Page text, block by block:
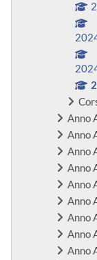
Anno
Anno
Anno
Anno
Anno
Anno
Anno
Anno
Anno